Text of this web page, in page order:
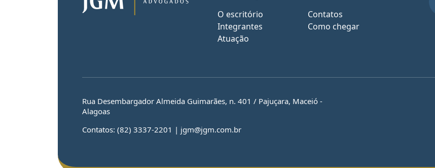
O escritório
Integrantes
Atuação
Contatos
Como chegar
Rua Desembargador Almeida Guimarães, n. 401 / Pajuçara, Maceió -
Alagoas
Contatos: (82) 3337-2201 | jgm@jgm.com.br